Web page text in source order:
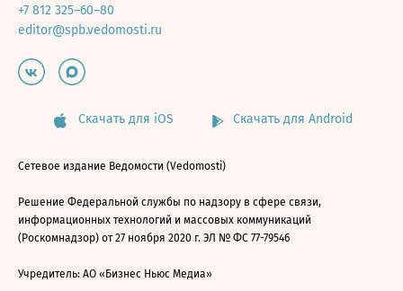
+7 812 325–60–80
editor@spb.vedomosti.ru
Скачать для iOS Скачать для Android
Сетевое издание Ведомости (Vedomosti)
Решение Федеральной службы по надзору в сфере связи,
информационных технологий и массовых коммуникаций
(Роскомнадзор) от 27 ноября 2020 г. ЭЛ № ФС 77-79546
Учредитель: АО «Бизнес Ньюс Медиа»